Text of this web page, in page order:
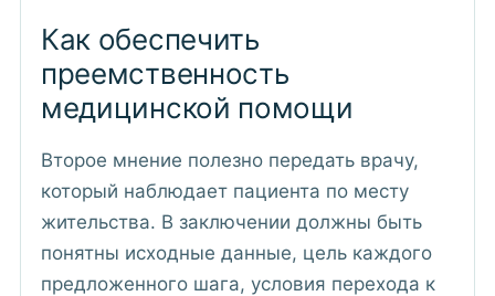
Как обеспечить
преемственность
медицинской помощи
Второе мнение полезно передать врачу,
который наблюдает пациента по месту
жительства. В заключении должны быть
понятны исходные данные, цель каждого
предложенного шага, условия перехода к